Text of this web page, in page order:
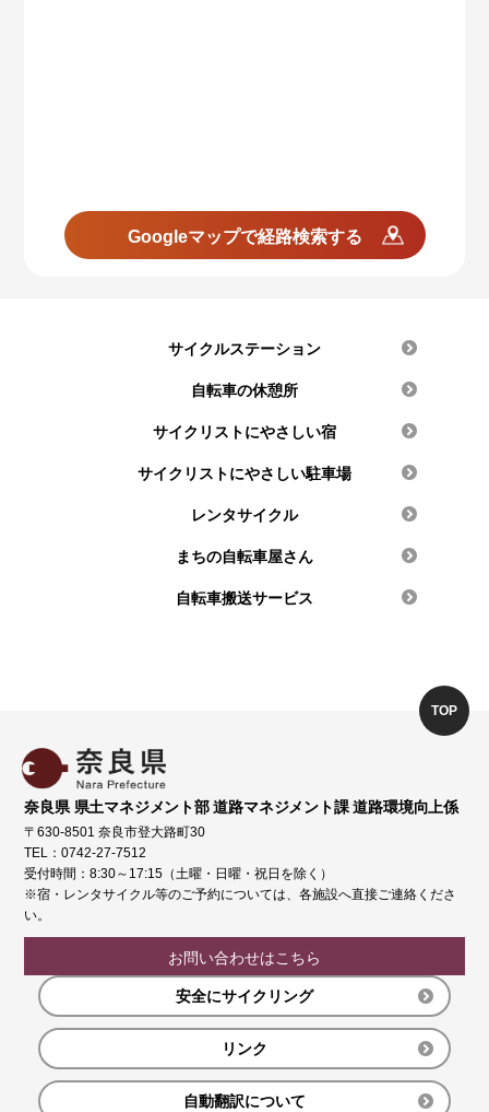
Googleマップで経路検索する
サイクルステーション
自転車の休憩所
サイクリストにやさしい宿
サイクリストにやさしい駐車場
レンタサイクル
まちの自転車屋さん
自転車搬送サービス
奈良県 県土マネジメント部 道路マネジメント課 道路環境向上係
〒630-8501 奈良市登大路町30
TEL：0742-27-7512
受付時間：8:30～17:15（土曜・日曜・祝日を除く）
※宿・レンタサイクル等のご予約については、各施設へ直接ご連絡くださ
い。
お問い合わせはこちら
安全にサイクリング
リンク
自動翻訳について
TOP